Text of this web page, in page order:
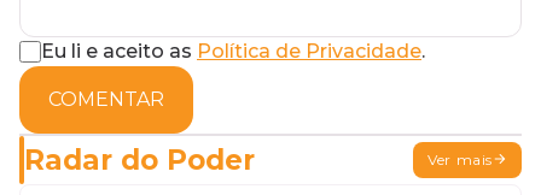
Eu li e aceito as Política de Privacidade.
COMENTAR
Radar do Poder Ver mais